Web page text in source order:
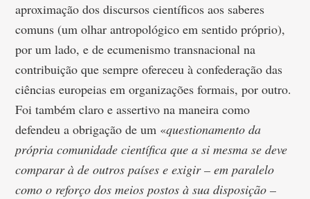
aproximação dos discursos científicos aos saberes
comuns (um olhar antropológico em sentido próprio),
por um lado, e de ecumenismo transnacional na
contribuição que sempre ofereceu à confederação das
ciências europeias em organizações formais, por outro.
Foi também claro e assertivo na maneira como
defendeu a obrigação de um «questionamento da
própria comunidade científica que a si mesma se deve
comparar à de outros países e exigir – em paralelo
como o reforço dos meios postos à sua disposição –